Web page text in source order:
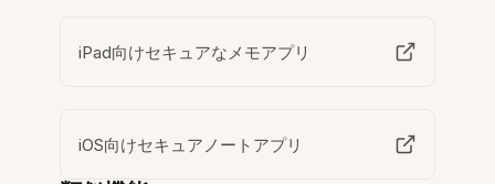
iPad向けセキュアなメモアプリ
iOS向けセキュアノートアプリ